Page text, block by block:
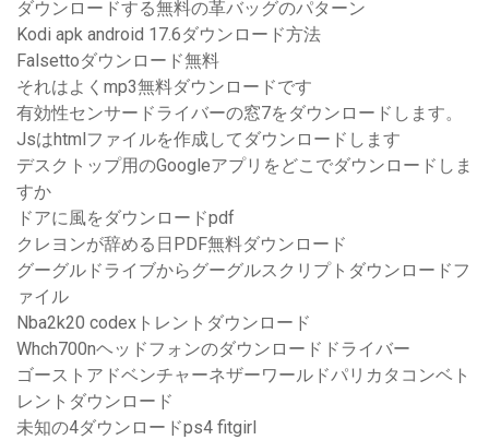
ダウンロードする無料の革バッグのパターン
Kodi apk android 17.6ダウンロード方法
Falsettoダウンロード無料
それはよくmp3無料ダウンロードです
有効性センサードライバーの窓7をダウンロードします。
Jsはhtmlファイルを作成してダウンロードします
デスクトップ用のGoogleアプリをどこでダウンロードしま
すか
ドアに風をダウンロードpdf
クレヨンが辞める日PDF無料ダウンロード
グーグルドライブからグーグルスクリプトダウンロードフ
ァイル
Nba2k20 codexトレントダウンロード
Whch700nヘッドフォンのダウンロードドライバー
ゴーストアドベンチャーネザーワールドパリカタコンベト
レントダウンロード
未知の4ダウンロードps4 fitgirl